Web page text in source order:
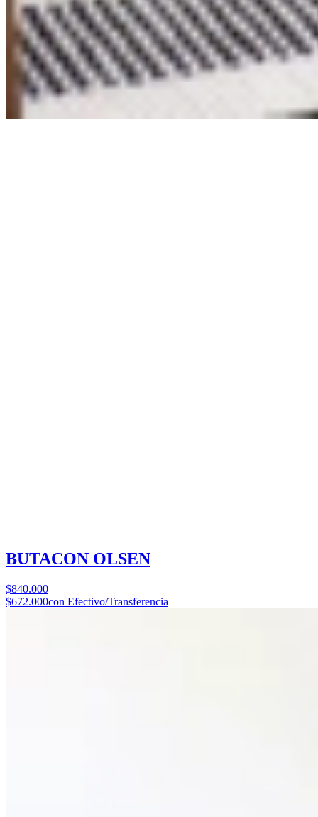
BUTACON OLSEN
$840.000
$672.000con Efectivo/Transferencia